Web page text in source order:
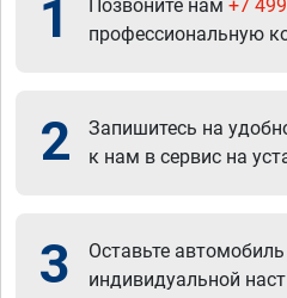
1 Позвоните нам +7
профессиональную
2
Запишитесь на
к нам в сервис на
3
Оставьте
индивидуальной